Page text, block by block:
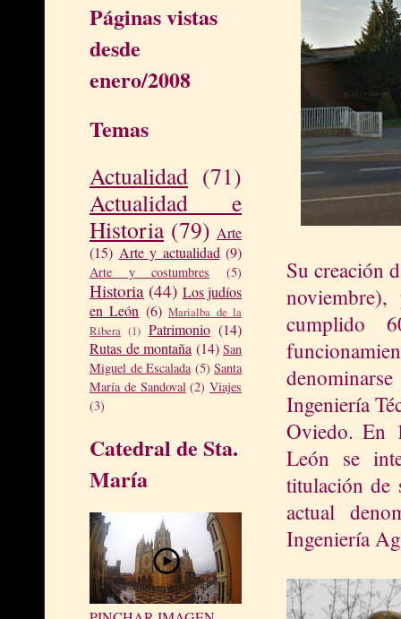
Páginas vistas
desde
enero/2008
Temas
Actualidad (71)
Actualidad e
Historia (79) Arte
(15) Arte y actualidad (9)
Arte y costumbres (5)
Historia (44) Los judíos
en León (6) Marialba de la
Ribera (1) Patrimonio (14)
Rutas de montaña (14) San
Miguel de Escalada (5) Santa
María de Sandoval (2) Viajes
(3)
Catedral de Sta.
María
Su creación
cumplido
Ingeniería
Oviedo. En
León se
titulación de
actual
Ingeniería